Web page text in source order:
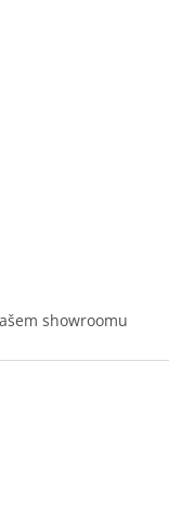
showroomu